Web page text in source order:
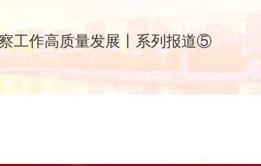
工作高质量发展丨系列报道⑤